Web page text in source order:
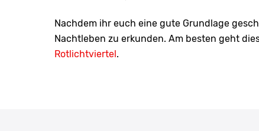
Nachdem ihr euch eine gute Grundlage
Nachtleben zu erkunden. Am besten geht
Rotlichtviertel.